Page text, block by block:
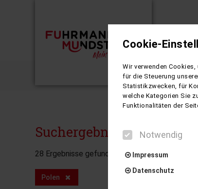
Suchergebnisse
28 Ergebnisse gefunden
Polen
Cookie-
Wir verwenden
für die Steuerung
Statistikzwecken, für
welche Kategorien Sie
Funktionalitäten der
Notwendig
Impressum
Datenschutz